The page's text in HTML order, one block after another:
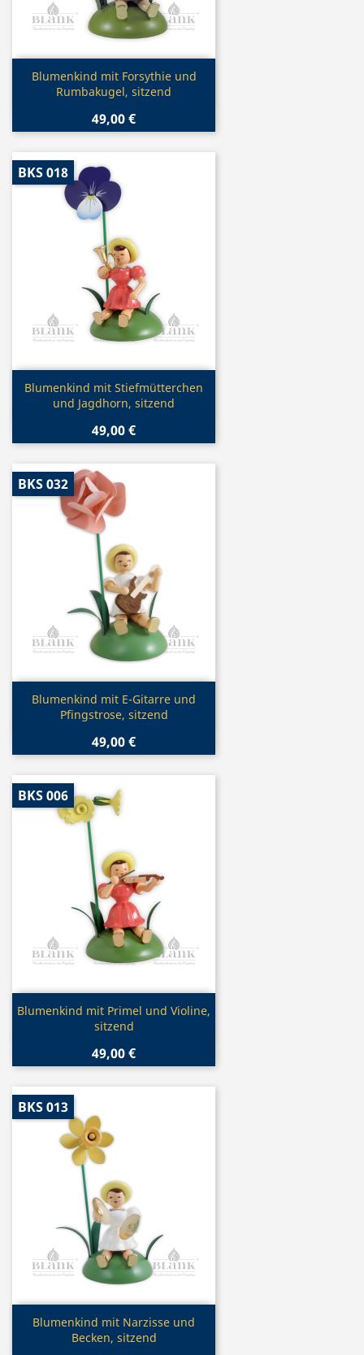
Vorschau
Blumenkind mit Forsythie und
Rumbakugel, sitzend
49,00 €
 Vorschau
Blumenkind mit Stiefmütterchen
und Jagdhorn, sitzend
49,00 €
BKS 018
Vorschau
Blumenkind mit E-Gitarre und
Pfingstrose, sitzend
49,00 €
BKS 032
Vorschau
Blumenkind mit Primel und Violine,
sitzend
49,00 €
BKS 006
Vorschau
Blumenkind mit Narzisse und
Becken, sitzend
BKS 013